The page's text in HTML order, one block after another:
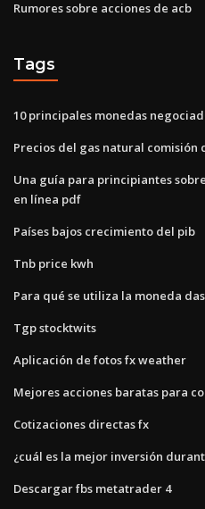
Rumores sobre acciones de acb
Tags
10 principales monedas
Precios del gas natural
Una guía para principiantes
en línea pdf
Países bajos crecimiento del pib
Tnb price kwh
Para qué se utiliza la moneda
Tgp stocktwits
Aplicación de fotos fx weather
Mejores acciones baratas para
Cotizaciones directas fx
¿cuál es la mejor inversión
Descargar fbs metatrader 4